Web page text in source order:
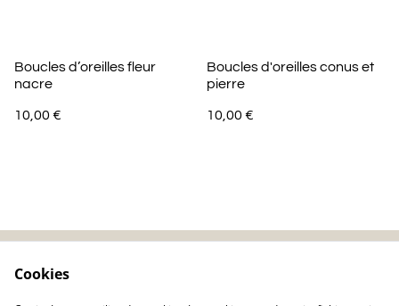
Boucles d’oreilles fleur
nacre
10,00 €
Boucles d'oreilles conus et
pierre
10,00 €
Cookies